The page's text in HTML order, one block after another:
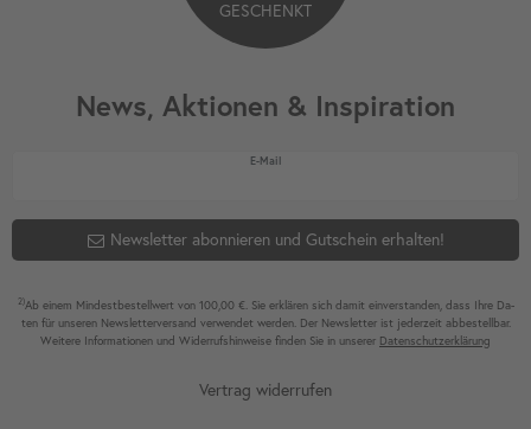
News, Aktionen & Inspiration
E-MailNewsletter Honig
Newsletter abonnieren und Gutschein erhalten!
2)Ab einem Mindest­bestell­wert von 100,00 €. Sie erklären sich damit ein­ver­standen, dass Ihre Da­
ten für unseren News­letter­versand ver­wen­det werden. Der News­letter ist jeder­zeit ab­bestel­lbar.
Weitere Infor­mationen und Wider­rufshin­weise finden Sie in unserer Daten­schutz­erklärung
GESCHENKT
Vertrag widerrufen